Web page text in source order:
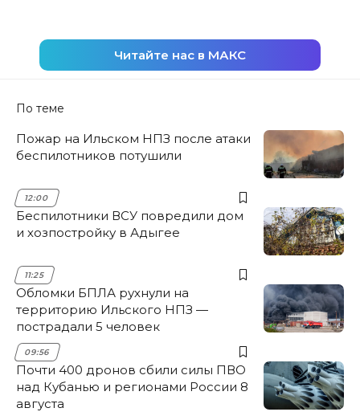
Читайте нас в МАКС
По теме
Пожар на Ильском НПЗ после атаки
беспилотников потушили
12:00
Беспилотники ВСУ повредили дом
и хозпостройку в Адыгее
11:25
Обломки БПЛА рухнули на
территорию Ильского НПЗ —
пострадали 5 человек
09:56
Почти 400 дронов сбили силы ПВО
над Кубанью и регионами России 8
августа